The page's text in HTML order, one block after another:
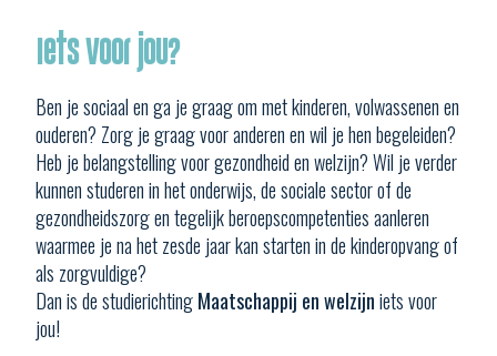
Iets voor jou?
Ben je sociaal en ga je graag om met kinderen, volwassenen en
ouderen? Zorg je graag voor anderen en wil je hen begeleiden?
Heb je belangstelling voor gezondheid en welzijn? Wil je verder
kunnen studeren in het onderwijs, de sociale sector of de
gezondheidszorg en tegelijk beroepscompetenties aanleren
waarmee je na het zesde jaar kan starten in de kinderopvang of
als zorgvuldige?
Dan is de studierichtingMaatschappij en welzijniets voor
jou!